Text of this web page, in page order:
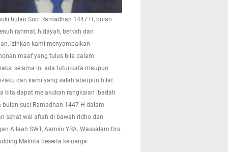
bulan Suci Ramadhan 1447 H, bulan
rahmat, hidayah, berkah dan
izinkan kami menyampaikan
maaf yang tulus bila dalam
selama ini ada tutur-kata maupun
laku dari kami yang salah ataupun hilaf.
kita dapat melakukan rangkaian ibadah
bulan suci Ramadhan 1447 H dalam
sehat wal afiah di bawah ridho dan
Allaah SWT, Aamiin YRA. Wassalam Drs.
Malinta beserta keluarga